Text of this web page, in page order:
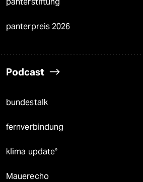
panterpreis 2026
Podcast
bundestalk
fernverbindung
klima update°
Mauerecho